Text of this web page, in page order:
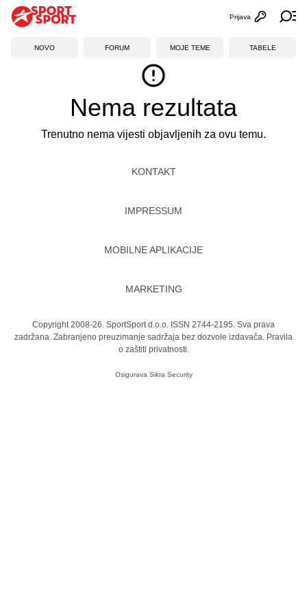
Otvori
Prijava
NOVO FORUM MOJE TEME TABELE
Nema rezultata
Trenutno nema vijesti objavljenih za ovu temu.
KONTAKT
IMPRESSUM
MOBILNE APLIKACIJE
MARKETING
Copyright 2008-26. SportSport d.o.o. ISSN 2744-2195. Sva prava
zadržana. Zabranjeno preuzimanje sadržaja bez dozvole izdavača. Pravila
o zaštiti privatnosti.
Osigurava Sikra Security